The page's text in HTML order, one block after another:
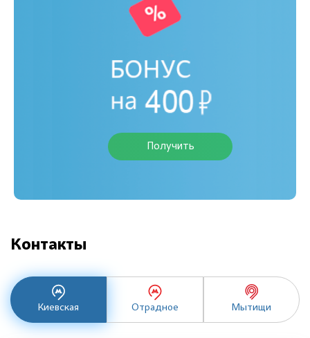
Получить
Контакты
Киевская Отрадное Мытищи